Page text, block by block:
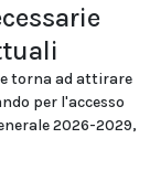
torna ad attirare
per l'accesso
2026-2029,